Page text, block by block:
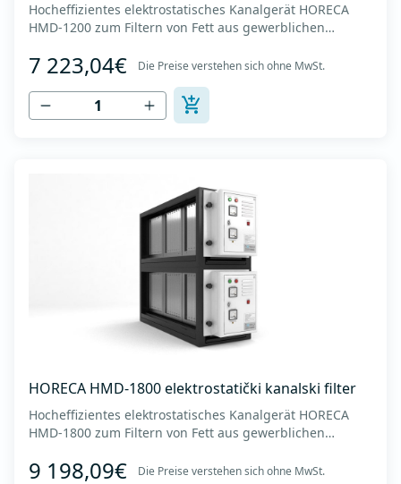
Hocheffizientes elektrostatisches Kanalgerät HORECA
HMD-1200 zum Filtern von Fett aus gewerblichen
Abmessungen des Geräts (BxTxH): 550x1170x1300 mm -
Abmessungen der Kanalverbindung (horizontal x
vertikal): 930 x 1160 mm -Gewicht des Geräts: 200 k...
7 223,04€ Die Preise verstehen sich ohne MwSt.
HORECA HMD-1800 elektrostatički kanalski filter
Hocheffizientes elektrostatisches Kanalgerät HORECA
HMD-1800 zum Filtern von Fett aus gewerblichen
Geräteabmessungen (BxTxH): 550x1640x1300 mm -
9 198,09€ Die Preise verstehen sich ohne MwSt.